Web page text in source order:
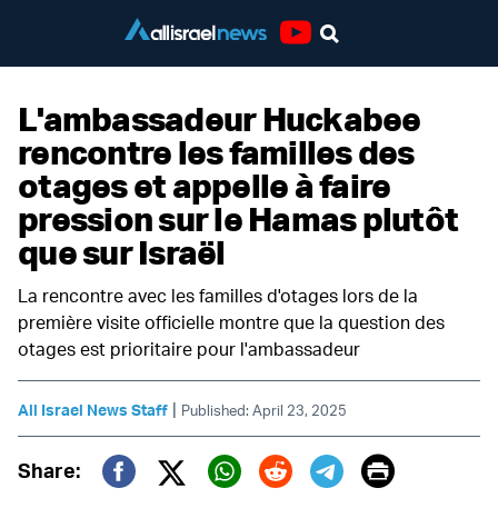
L'ambassadeur Huckabee
rencontre les familles des
otages et appelle à faire
pression sur le Hamas plutôt
que sur Israël
La rencontre avec les familles d'otages lors de la
première visite officielle montre que la question des
otages est prioritaire pour l'ambassadeur
All Israel News Staff | Published: April 23, 2025
Share:
Twitter (X)
Print